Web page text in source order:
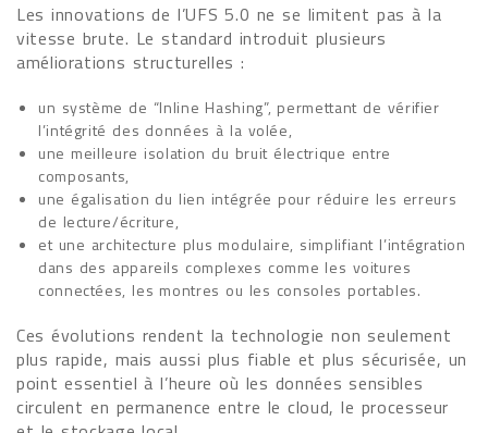
Les innovations de l’UFS 5.0 ne se limitent pas à la
vitesse brute. Le standard introduit plusieurs
améliorations structurelles :
un système de “Inline Hashing”, permettant de vérifier
l’intégrité des données à la volée,
une meilleure isolation du bruit électrique entre
composants,
une égalisation du lien intégrée pour réduire les erreurs
de lecture/écriture,
et une architecture plus modulaire, simplifiant l’intégration
dans des appareils complexes comme les voitures
connectées, les montres ou les consoles portables.
Ces évolutions rendent la technologie non seulement
plus rapide, mais aussi plus fiable et plus sécurisée, un
point essentiel à l’heure où les données sensibles
circulent en permanence entre le cloud, le processeur